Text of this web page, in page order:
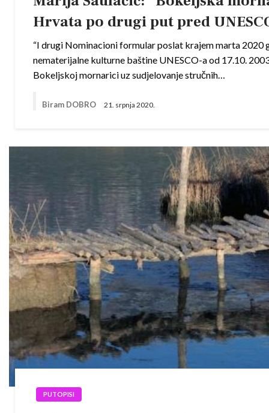
Hrvata po drugi put pred
“I drugi Nominacioni formular poslat krajem marta 2020
nematerijalne kulturne baštine UNESCO-a od 17.10.
Bokeljskoj mornarici uz sudjelovanje stručnih…
Biram DOBRO 21. srpnja 2020.
PUTOPISI